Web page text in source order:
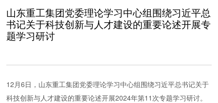
山东重工集团党委理论学习中心组围绕习近平总
书记关于科技创新与人才建设的重要论述开展专
题学习研讨
12月6日，山东重工集团党委理论学习中心组围绕习近平总书记关于
科技创新与人才建设的重要论述开展2024年第11次专题学习研讨。